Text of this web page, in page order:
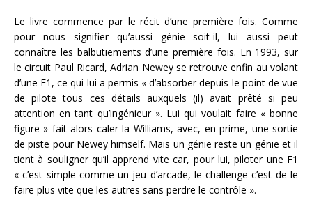
Le livre commence par le récit d’une première fois. Comme
pour nous signifier qu’aussi génie soit-il, lui aussi peut
connaître les balbutiements d’une première fois. En 1993, sur
le circuit Paul Ricard, Adrian Newey se retrouve enfin au volant
d’une F1, ce qui lui a permis « d’absorber depuis le point de vue
de pilote tous ces détails auxquels (il) avait prêté si peu
attention en tant qu’ingénieur ». Lui qui voulait faire « bonne
figure » fait alors caler la Williams, avec, en prime, une sortie
de piste pour Newey himself. Mais un génie reste un génie et il
tient à souligner qu’il apprend vite car, pour lui, piloter une F1
« c’est simple comme un jeu d’arcade, le challenge c’est de le
faire plus vite que les autres sans perdre le contrôle ».